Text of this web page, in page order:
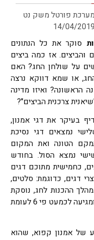
פורטל משק נט
14/04/2019
סוקר את כל הנתונים
והביצים. אז כמה ביצים
על שולחן החג? האם
או שמא דווקא נרצה
הראשונה? ואיזו מדינה
צרכנית הביצים"?
בעיקר את דגי אמנון,
נמצאים דגי נסיכת
הטונה ואת המקום
נמצא הסול. בחודש
כ-1.4 ק"ג דגים, כחמישית מתוכם דגים
דגים, כדוגמת: סלטים,
ההכנות לחג, נוסקת
הצריכה לאדם של דגי קרפיון טריים ומגיעה לכמעט פי 6 לעומת
של אמנון קפוא, שהוא